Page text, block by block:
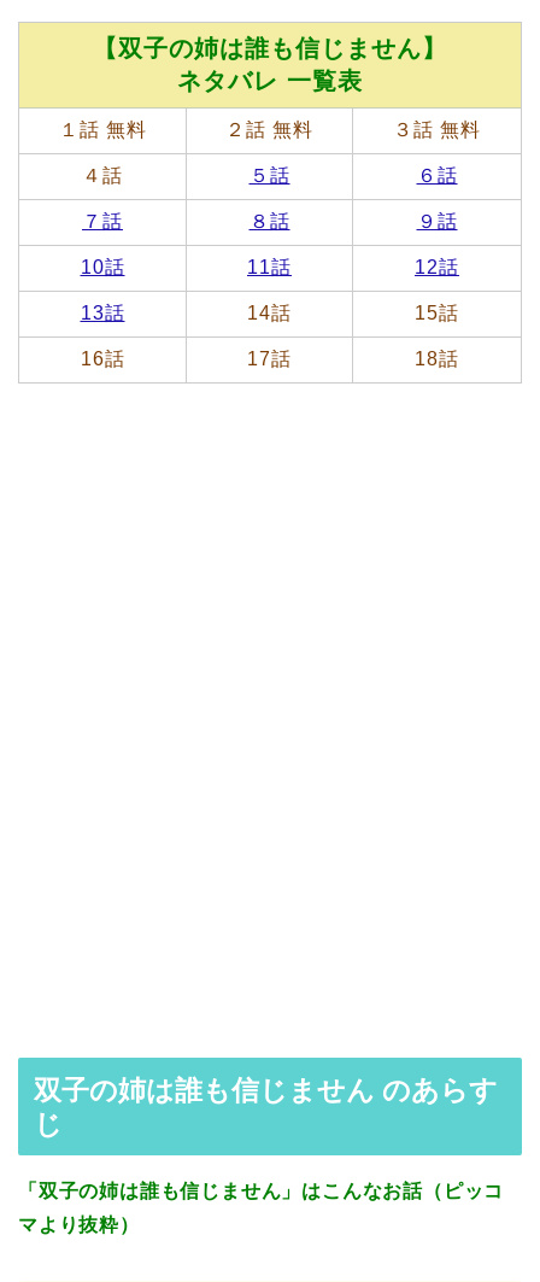
【双子の姉は誰も信じません】
ネタバレ 一覧表
１話 無料 ２話 無料 ３話 無料
４話 ５話 ６話
７話 ８話 ９話
10話 11話 12話
13話 14話 15話
16話 17話 18話
双子の姉は誰も信じません のあらす
じ
「双子の姉は誰も信じません」はこんなお話（ピッコ
マより抜粋）